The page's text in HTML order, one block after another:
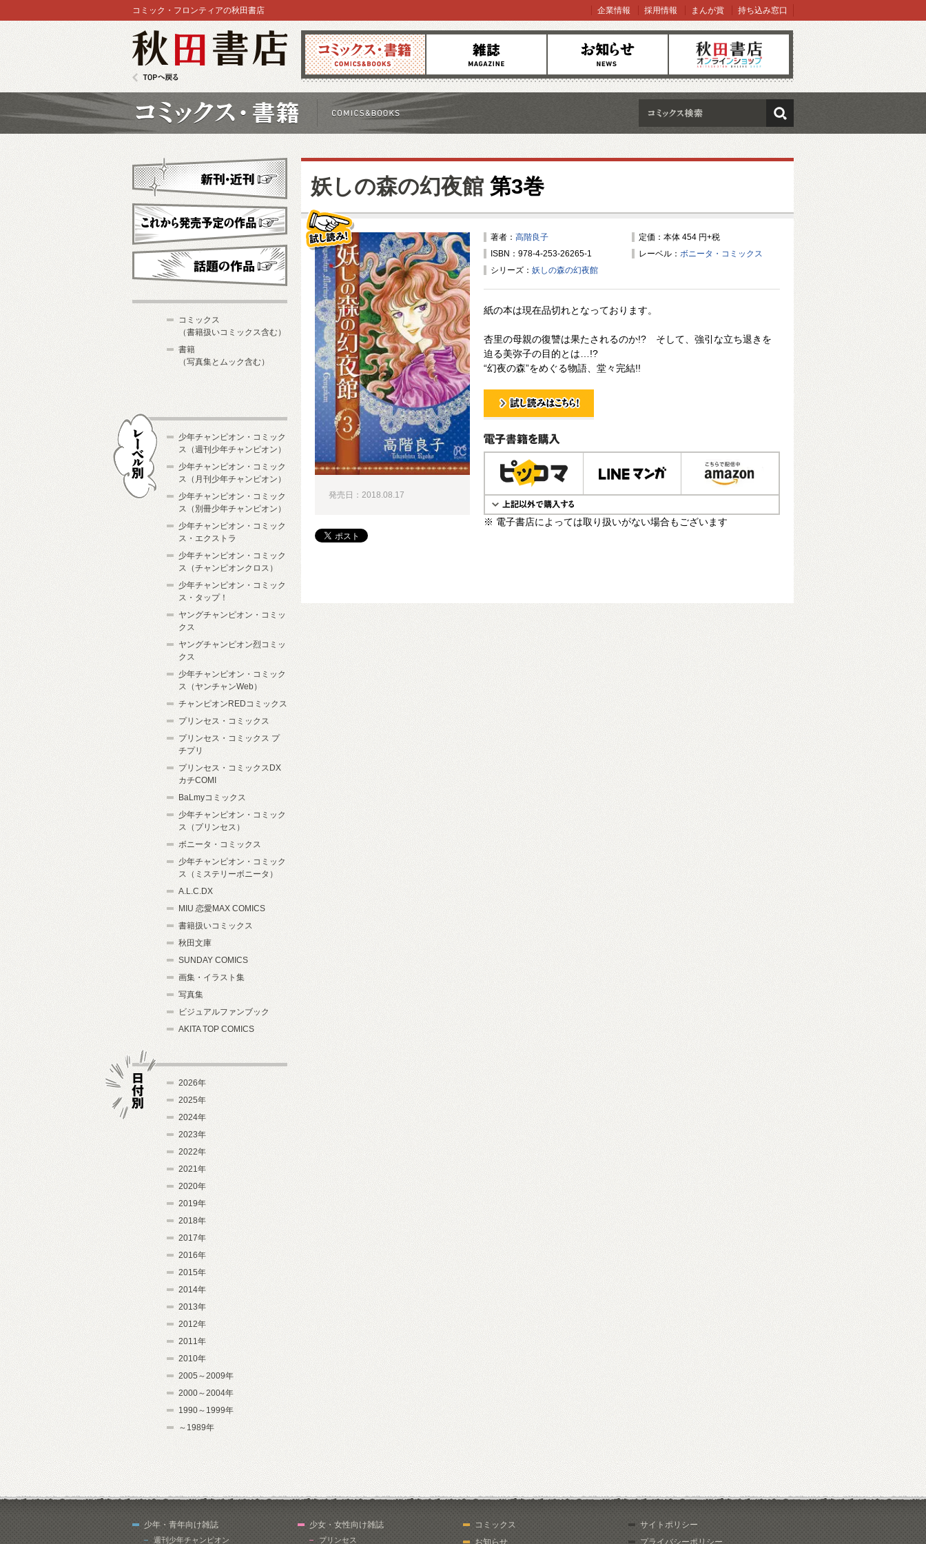
コミックス 雑誌 お知らせ オンラインショップ
コミック・フロンティアの秋田書店 企業情報 採用情報 まんが賞 持ち込み窓口
検索
妖しの森の幻夜館 第3巻
著者： 高階良子
定価：本体 454 円+税
ISBN：978-4-253-26265-1
レーベル： ボニータ・コミックス
シリーズ： 妖しの森の幻夜館
紙の本は現在品切れとなっております。
杏里の母親の復讐は果たされるのか!? そして、強引な立ち退きを
迫る美弥子の目的とは…!?
“幻夜の森”をめぐる物語、堂々完結!!
試し読み！
電子書籍で購入
※ 電子書店によっては取り扱いがない場合もございます
発売日：2018.08.17
新刊・近刊
これから発売予定
コミックス
（書籍扱いコミックス含む）
書籍
（写真集とムック含む）
少年チャンピオン・コミック
ス（週刊少年チャンピオン）
少年チャンピオン・コミック
ス（月刊少年チャンピオン）
少年チャンピオン・コミック
ス（別冊少年チャンピオン）
少年チャンピオン・コミック
ス・エクストラ
少年チャンピオン・コミック
ス（チャンピオンクロス）
少年チャンピオン・コミック
ス・タップ！
ヤングチャンピオン・コミッ
クス
ヤングチャンピオン烈コミッ
クス
少年チャンピオン・コミック
ス（ヤンチャンWeb）
チャンピオンREDコミックス
プリンセス・コミックス
プリンセス・コミックス プ
チプリ
プリンセス・コミックスDX
カチCOMI
BaLmyコミックス
少年チャンピオン・コミック
ス（プリンセス）
ボニータ・コミックス
少年チャンピオン・コミック
ス（ミステリーボニータ）
A.L.C.DX
MIU 恋愛MAX COMICS
書籍扱いコミックス
秋田文庫
SUNDAY COMICS
画集・イラスト集
写真集
ビジュアルファンブック
AKITA TOP COMICS
2026年
2025年
2024年
2023年
2022年
2021年
2020年
2019年
2018年
2017年
2016年
2015年
2014年
2013年
2012年
2011年
2010年
2005～2009年
2000～2004年
1990～1999年
～1989年
少年・青年向け雑誌
週刊少年チャンピオン
少女・女性向け雑誌
プリンセス
コミックス
お知らせ
サイトポリシー
プライバシーポリシー